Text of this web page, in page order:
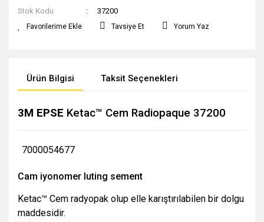
Stok Kodu
37200
Tavsiye Et Yorum Yaz
Ürün Bilgisi Taksit Seçenekleri
3M EPSE Ketac™ Cem Radiopaque 37200
7000054677
Cam iyonomer luting sement
Ketac™ Cem radyopak olup elle karıştırılabilen bir dolgu
maddesidir.